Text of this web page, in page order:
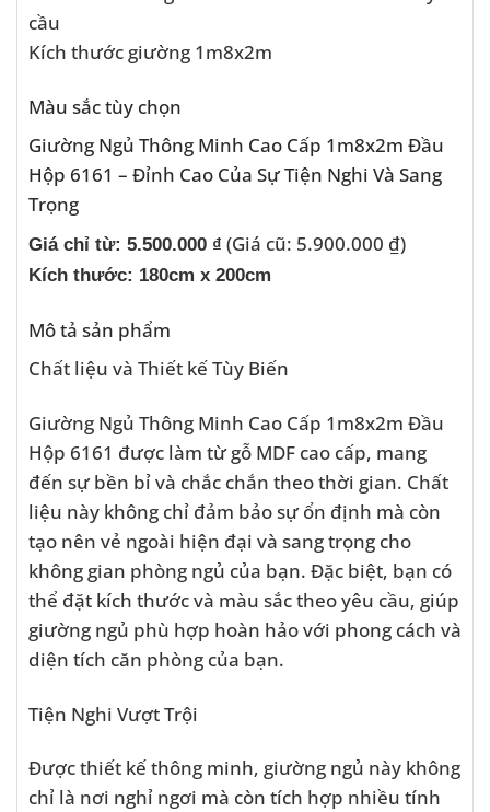
cầu
Kích thước giường 1m8x2m
Màu sắc tùy chọn
Giường Ngủ Thông Minh Cao Cấp 1m8x2m Đầu
Hộp 6161 – Đỉnh Cao Của Sự Tiện Nghi Và Sang
Trọng
Giá chỉ từ: 5.500.000 ₫ (Giá cũ: 5.900.000 ₫)
Kích thước: 180cm x 200cm
Mô tả sản phẩm
Chất liệu và Thiết kế Tùy Biến
Giường Ngủ Thông Minh Cao Cấp 1m8x2m Đầu
Hộp 6161 được làm từ gỗ MDF cao cấp, mang
đến sự bền bỉ và chắc chắn theo thời gian. Chất
liệu này không chỉ đảm bảo sự ổn định mà còn
tạo nên vẻ ngoài hiện đại và sang trọng cho
không gian phòng ngủ của bạn. Đặc biệt, bạn có
thể đặt kích thước và màu sắc theo yêu cầu, giúp
giường ngủ phù hợp hoàn hảo với phong cách và
diện tích căn phòng của bạn.
Tiện Nghi Vượt Trội
Được thiết kế thông minh, giường ngủ này không
chỉ là nơi nghỉ ngơi mà còn tích hợp nhiều tính